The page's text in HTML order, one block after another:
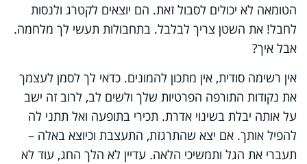
הטומאה לא יכולים לסבול זאת. הם יוצאים לקטרג ולנסות
לחבל! את השטן צריך לבלבל. בתחבולות תעשי לך מלחמה.
אבל איך?
אין רשימה סודית, אין מתכון להמונים. כדאי לך לסמן לעצמך
את נקודות התורפה הפרטיות שלך ולשים לב, לרוב זה ישב
על אותה יבלת בשינוי אדרת. תכירי בתופעה ואל תתני לה
להפיל אותך. אם יצא שהתרגזת, התעצבת וכיוצא באלה –
תעברי את הגל ותמשיכי הלאה. עדיין לא הלך החג, עוד לא